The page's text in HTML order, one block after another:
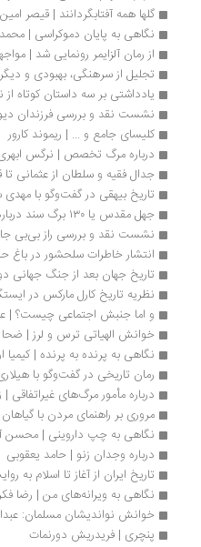
گلها همه آفتابگردانند | قیصر امین‌پور
نگاهی به پایان دموکراسی |
از رمان آلزایمر رونمایی شد | مواجهه‌ی
تجلیل از سرهنگی، بهبودی و دیگر اهالی
یادداشتی بر سه داستان کوتاه از نجف
نشست نقد و بررسی فرزندان دیوتیما
کلیسای جامع و ... | ریموند کارور
درباره مرگ تخصص | نرگس ابهری
جدال فقیه و سلطان از عثمانی تا قاجاریه
تاریخ بیهقی در گفت‌وگو با مهدی
جهل مقدس یا ۱۳۰ برگ سند درباره اکبر گودرزی و گروهک فرقان
نشست نقد و بررسی راز ‌بی‌بی جان
انتشار خاطرات سلحشور در باغ حاج علی
تاریخ جهان بعد از جنگ جهانی دوم تا 2014
نظریه تاریخ کارل مارکس در ایستگاه سوم
و اما جنبش اجتماعی چیست؟ | علی
خوانش الهیاتی ترس و لرز | ضحا جوادنیا
نگاهی به پرنده به پرنده | کیمیا ارشدی
رمان تاریخی در گفت‌وگو با هیلاری مانتل
درباره مأمور مرگ‌های غیراتفاقی | زهره
مروری بر راهنمای مردن با گیاهان
نگاهی به چپ داروینی | محسن آزموده
درباره وجدان زنو | حامد یعقوبی
تاریخ ایران از آغاز تا اسلام به روایت
نگاهی به ویرانه‌های من | رضا فکری
خوانش نواندیشان مسلمان:
پنچری | فریدریش دورنمات